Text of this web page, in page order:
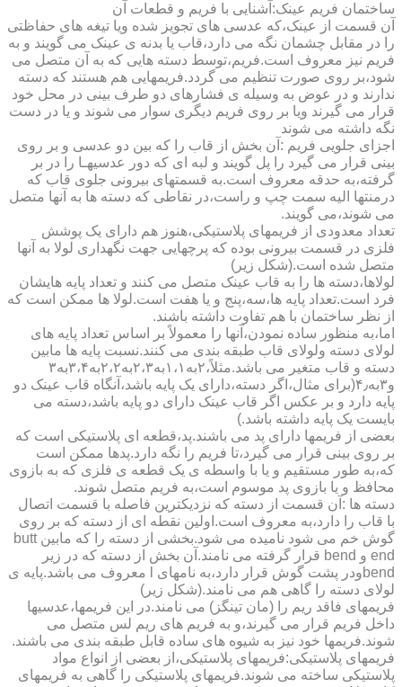
ساختمان فریم عینک:آشنایی با فریم و قطعات آن
آن قسمت از عینک،که عدسی های تجویز شده ویا تیغه های حفاظتی
را در مقابل چشمان نگه می دارد،قاب یا بدنه ی عینک می گویند و به
فریم نیز معروف است.فریم،توسط دسته هایی که به آن متصل می
شود،بر روی صورت تنظیم می گردد.فریمهایی هم هستند که دسته
ندارند و در عوض به وسیله ی فشارهای دو طرف بینی در محل خود
قرار می گیرند ویا بر روی فریم دیگری سوار می شوند و یا در دست
نگه داشته می شوند
اجزای جلویی فریم :آن بخش از قاب را که بین دو عدسی و بر روی
بینی قرار می گیرد را پل گویند و لبه ای که دور عدسیهـا را در بر
گرفته،به حدقه معروف است.به قسمتهای بیرونی جلوی قاب که
درمنتها الیه سمت چپ و راست،در نقاطی که دسته ها به آنها متصل
می شوند،می گویند.
تعداد معدودی از فریمهای پلاستیکی،هنوز هم دارای یک پوشش
فلزی در قسمت بیرونی بوده که پرچهایی جهت نگهداری لولا به آنها
متصل شده است.(شکل زیر)
لولاها،دسته ها را به قاب عینک متصل می کنند و تعداد پایه هایشان
فرد است.تعداد پایه ها،سه،پنج و یا هفت است.لولا ها ممکن است که
از نظر ساختمان با هم تفاوت داشته باشند.
اما،به منظور ساده نمودن،آنها را معمولاً بر اساس تعداد پایه های
لولای دسته ولولای قاب طبقه بندی می کنند.نسبت پایه ها مابین
دسته و قاب متغیر می باشد.مثلاً،۲به۱،۱به۲،۳به۲،۲به۳،۴به۳
و۳به۴٫(برای مثال،اگر دسته،دارای یک پایه باشد،آنگاه قاب عینک دو
پایه دارد و بر عکس اگر قاب عینک دارای دو پایه باشد،دسته می
بایست یک پایه داشته باشد.)
بعضی از فریمها دارای پد می باشند.پد،قطعه ای پلاستیکی است که
بر روی بینی قرار می گیرد،تا فریم را نگه دارد.پدها ممکن است
که،به طور مستقیم و یا با واسطه ی یک قطعه ی فلزی که به بازوی
محافظ و یا بازوی پد موسوم است،به فریم متصل شوند.
دسته ها :آن قسمت از دسته که نزدیکترین فاصله با قسمت اتصال
با قاب را دارد،به معروف است.اولین نقطه ای از دسته که بر روی
گوش خم می شود نامیده می شود.بخشی از دسته را که مابین butt
end و bend قرار گرفته می نامند.آن بخش از دسته که در زیر
bendودر پشت گوش قرار دارد،به نامهای l معروف می باشد.پایه ی
لولای دسته را گاهی هم می نامند.(شکل زیر)
فریمهای فاقد ریم را (مان تینگز) می نامند.در این فریمها،عدسیها
داخل فریم قرار می گیرند،و به فریم های ریم لس متصل می
شوند.فریمها خود نیز به شیوه های ساده قابل طبقه بندی می باشند.
فریمهای پلاستیکی:فریمهای پلاستیکی،از بعضی از انواع مواد
پلاستیکی ساخته می شوند.فریمهای پلاستیکی را گاهی به فریمهای